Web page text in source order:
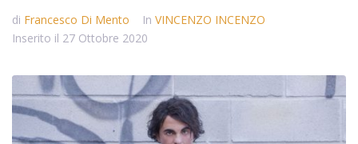
di Francesco Di Mento In VINCENZO INCENZO
Inserito il 27 Ottobre 2020